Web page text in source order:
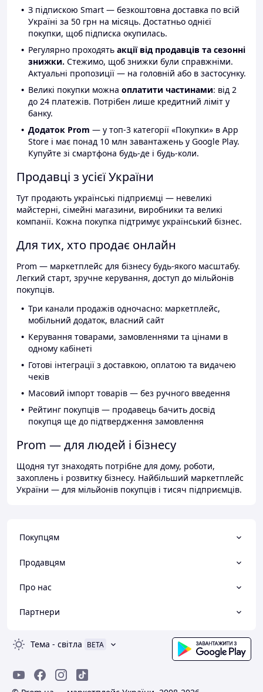
З підпискою Smart — безкоштовна доставка по всій
Україні за 50 грн на місяць. Достатньо однієї
покупки, щоб підписка окупилась.
Регулярно проходять акції від продавців та сезонні
знижки. Стежимо, щоб знижки були справжніми.
Актуальні пропозиції — на головній або в застосунку.
Великі покупки можна оплатити частинами: від 2
до 24 платежів. Потрібен лише кредитний ліміт у
банку.
Додаток Prom — у топ-3 категорії «Покупки» в App
Store і має понад 10 млн завантажень у Google Play.
Купуйте зі смартфона будь-де і будь-коли.
Продавці з усієї України
Тут продають українські підприємці — невеликі
майстерні, сімейні магазини, виробники та великі
компанії. Кожна покупка підтримує український бізнес.
Для тих, хто продає онлайн
Prom — маркетплейс для бізнесу будь-якого масштабу.
Легкий старт, зручне керування, доступ до мільйонів
покупців.
Три канали продажів одночасно: маркетплейс,
мобільний додаток, власний сайт
Керування товарами, замовленнями та цінами в
одному кабінеті
Готові інтеграції з доставкою, оплатою та видачею
чеків
Масовий імпорт товарів — без ручного введення
Рейтинг покупців — продавець бачить досвід
покупця ще до підтвердження замовлення
Prom — для людей і бізнесу
Щодня тут знаходять потрібне для дому, роботи,
захоплень і розвитку бізнесу. Найбільший маркетплейс
України — для мільйонів покупців і тисяч підприємців.
Покупцям
Продавцям
Про нас
Партнери
Тема - світла BETA